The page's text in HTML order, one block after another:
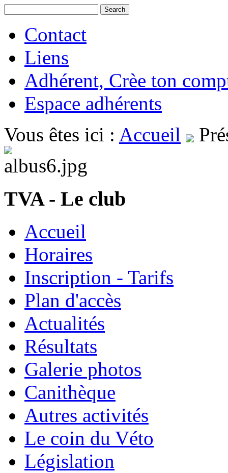
Contact
Liens
Adhérent, Crèe ton
Espace adhérents
Vous êtes ici : Accueil
TVA - Le club
Accueil
Horaires
Inscription - Tarifs
Plan d'accès
Actualités
Résultats
Galerie photos
Canithèque
Autres activités
Le coin du Véto
Législation